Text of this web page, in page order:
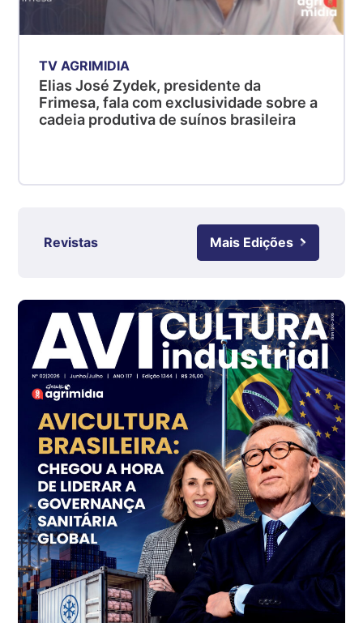
PR
Suíno - Estadual
SC
R$ 4,48
kg
Ovo Branco - Regional
cx
Ovo Branco - Regional
Branco
R$ 145,34
cx
Ovo Vermelho - Regional
Grande São Paulo (SP)
R$ 155,59
cx
Ovo Vermelho - Regional
Vermelho
R$ 159,31
cx
Ovo Branco - Regional
Bastos (SP)
R$ 134,40
TV AGRIMIDIA
Elias José Zydek, presidente da
Frimesa, fala com exclusividade sobre a
cadeia produtiva de suínos brasileira
Revistas Mais Edições